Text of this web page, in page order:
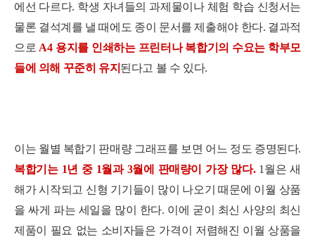
에선 다르다. 학생 자녀들의 과제물이나 체험 학습 신청서는
물론 결석계를 낼 때에도 종이 문서를 제출해야 한다. 결과적
으로 A4 용지를 인쇄하는 프린터나 복합기의 수요는 학부모
들에 의해 꾸준히 유지 된다고 볼 수 있다.
이는 월별 복합기 판매량 그래프를 보면 어느 정도 증명된다.
복합기는 1년 중 1월과 3월에 판매량이 가장 많다. 1월은 새
해가 시작되고 신형 기기들이 많이 나오기 때문에 이월 상품
을 싸게 파는 세일을 많이 한다. 이에 굳이 최신 사양의 최신
제품이 필요 없는 소비자들은 가격이 저렴해진 이월 상품을